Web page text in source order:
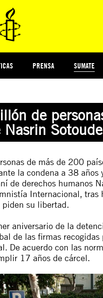
PRENSA SUMATE
de
de más de 200
la condena a 38
de derechos humanos
Internacional, tras
piden su libertad.
aniversario de la
de las firmas
De acuerdo con las
17 años de cárcel.